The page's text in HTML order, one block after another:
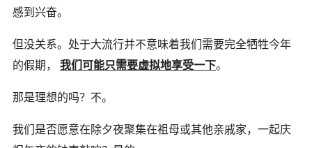
感到兴奋。
但没关系。处于大流行并不意味着我们需要完全牺牲今年
的假期， 我们可能只需要虚拟地享受一下。
那是理想的吗？不。
我们是否愿意在除夕夜聚集在祖母或其他亲戚家，一起庆